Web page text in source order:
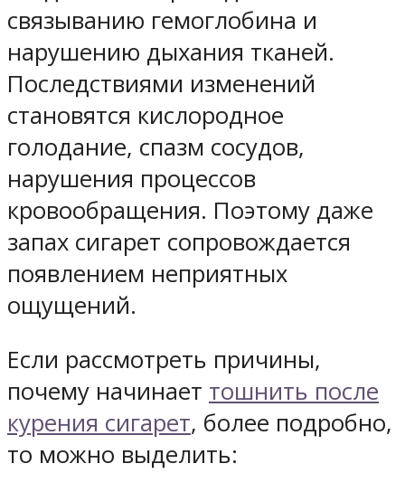
связыванию гемоглобина и
нарушению дыхания тканей.
Последствиями изменений
становятся кислородное
голодание, спазм сосудов,
нарушения процессов
кровообращения. Поэтому даже
запах сигарет сопровождается
появлением неприятных
ощущений.
Если рассмотреть причины,
почему начинает тошнить после
курения сигарет, более подробно,
то можно выделить: